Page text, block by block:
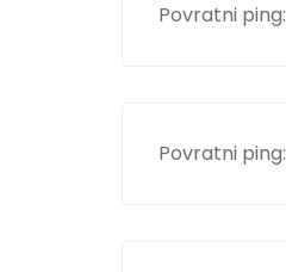
Povratni ping:
Povratni ping: